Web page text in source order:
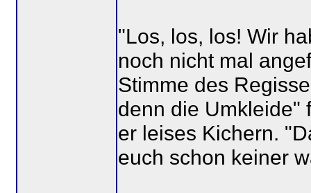
"Los, los, los! Wir
noch nicht mal
Stimme des
denn die Umkleide"
er leises Kichern.
euch schon keiner